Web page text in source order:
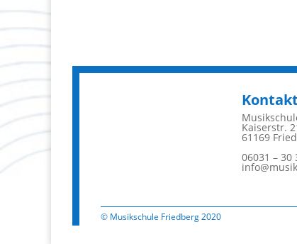
Kontakt
Kaiserstr.
61169
06031 – 30
© Musikschule Friedberg 2020